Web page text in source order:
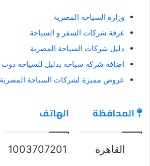
وزارة السياحة المصرية
غرفة شركات السفر و السياحة
دليل شركات السياحة المصرية
اضافة شركة سياحة بدليل للسياحة
عروض مميزة لشركات السياحة المصرية
المحافظة
القاهرة
الهاتف
1003707201